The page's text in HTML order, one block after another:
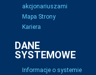
akcjonariuszami
Mapa Strony
Kariera
DANE
SYSTEMOWE
Informacje o systemie